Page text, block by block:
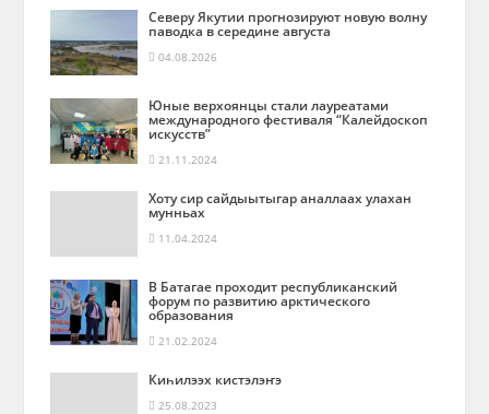
Северу Якутии прогнозируют новую волну
паводка в середине августа
04.08.2026
Юные верхоянцы стали лауреатами
международного фестиваля “Калейдоскоп
искусств”
21.11.2024
Хоту сир сайдыытыгар аналлаах улахан
мунньах
11.04.2024
В Батагае проходит республиканский
форум по развитию арктического
образования
21.02.2024
Киһилээх кистэлэҥэ
25.08.2023